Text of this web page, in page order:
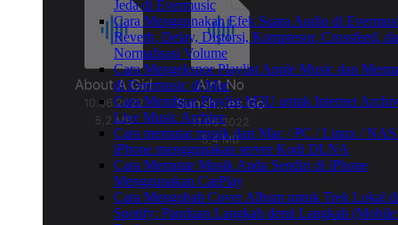
Jeda di Evermusic
Cara Menggunakan Efek Suara Audio di
Reverb, Delay, Distorsi, Kompresor, Crossfeed,
Normalisasi Volume
Cara Mengekspor Playlist Apple Music dan
di Evermusic di Mac
Cara Membuat Playlist M3U untuk Internet
Live Music Archive
Cara memutar musik dari Mac / PC / Linux /
iPhone menggunakan server Kodi DLNA
Cara Memutar Musik Anda Sendiri di iPhone
Menggunakan CarPlay
Cara Mengubah Cover Album untuk Trek Lokal
Spotify: Panduan Langkah demi Langkah